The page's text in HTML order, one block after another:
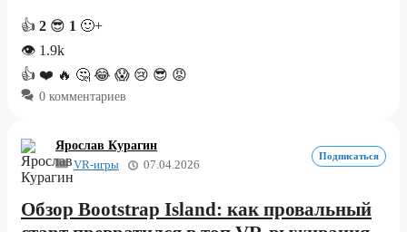
👍 2 😎 1 🙂+
👁 1.9k
👍 ❤️ 🔥 🤔 😂 😱 😢 😎 😡
0 комментариев
Ярослав Курагин
VR-игры
07.04.2026
Подписаться
Обзор Bootstrap Island: как провальный